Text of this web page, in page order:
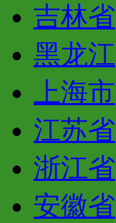
吉林省
黑龙江
上海市
江苏省
浙江省
安徽省